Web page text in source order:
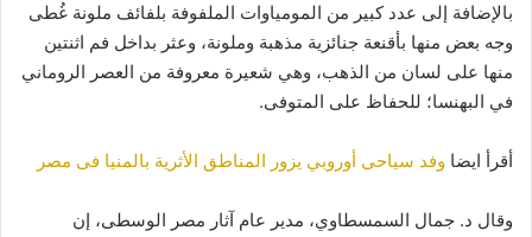
بالإضافة إلى عدد كبير من المومياوات الملفوفة بلفائف ملونة غُطى
وجه بعض منها بأقنعة جنائزية مذهبة وملونة، وعثر بداخل فم اثنتين
منها على لسان من الذهب، وهي شعيرة معروفة من العصر الروماني
في البهنسا؛ للحفاظ على المتوفى.
أقرأ ايضا وفد سياحى أوروبي يزور المناطق الأثرية بالمنيا فى مصر
وقال د. جمال السمسطاوي، مدير عام آثار مصر الوسطى، إن